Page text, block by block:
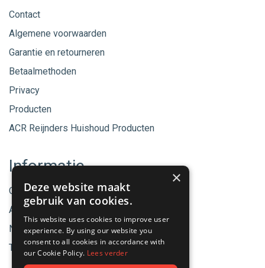
Contact
Algemene voorwaarden
Garantie en retourneren
Betaalmethoden
Privacy
Producten
ACR Reijnders Huishoud Producten
Informatie
Onze merken
Aanbiedingen
Nieuwe producten
Tips & Nieuws
×
Deze website maakt
gebruik van cookies.
This website uses cookies to improve user
experience. By using our website you
consent to all cookies in accordance with
our Cookie Policy. Lees verder